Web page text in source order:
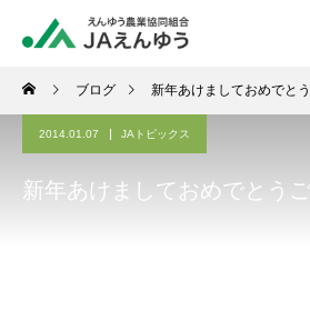
ブログ 新年あけましておめでと
2014.01.07 JAトピックス
新年あけましておめでとう